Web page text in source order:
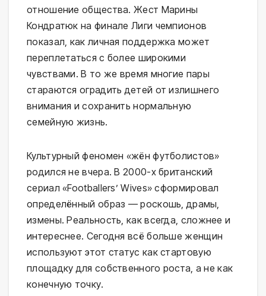
отношение общества. Жест Марины
Кондратюк на финале Лиги чемпионов
показал, как личная поддержка может
переплетаться с более широкими
чувствами. В то же время многие пары
стараются оградить детей от излишнего
внимания и сохранить нормальную
семейную жизнь.
Культурный феномен «жён футболистов»
родился не вчера. В 2000-х британский
сериал «Footballers’ Wives» сформировал
определённый образ — роскошь, драмы,
измены. Реальность, как всегда, сложнее и
интереснее. Сегодня всё больше женщин
используют этот статус как стартовую
площадку для собственного роста, а не как
конечную точку.